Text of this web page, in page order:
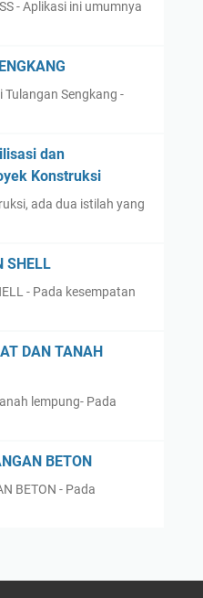
- Aplikasi ini umumnya
Tulangan Sengkang -
dan
Konstruksi
ada dua istilah yang
SHELL
- Pada kesempatan
DAN TANAH
lempung- Pada
BETON
BETON - Pada